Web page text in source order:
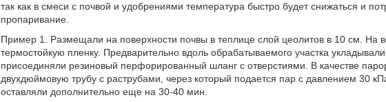
так как в смеси с почвой и удобрениями температура быстро будет снижаться и
пропаривание.
Пример 1. Размещали на поверхности почвы в теплице слой цеолитов в 10 см. На
термостойкую пленку. Предварительно вдоль обрабатываемого участка
присоединяли резиновый перфорированный шланг с отверстиями. В качестве
двухдюймовую трубу с раструбами, через который подается пар с давлением 30
оставляли дополнительно еще на 30-40 мин.